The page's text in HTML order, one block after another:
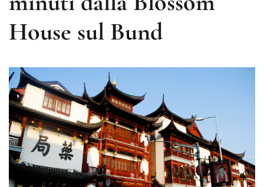
House sul Bund